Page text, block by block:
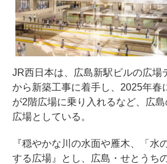
JR西日本は、広島新駅ビルの広場
から新築工事に着手し、2025年春
が2階広場に乗り入れるなど、広
広場としている。
『穏やかな川の水面や雁木、「水
する広場』とし、広島・せとうち